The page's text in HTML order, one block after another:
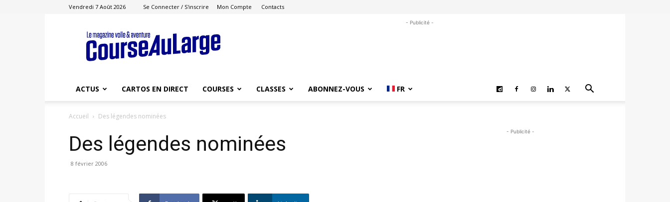
Vendredi 7 Août 2026 Se Connecter / S'inscrire Mon Compte Contacts
Course
au
Large
- Publicité -
ACTUS CARTOS EN DIRECT COURSES CLASSES ABONNEZ-VOUS FR
Accueil Des légendes nominées
Des légendes nominées
8 février 2006
- Publicité -